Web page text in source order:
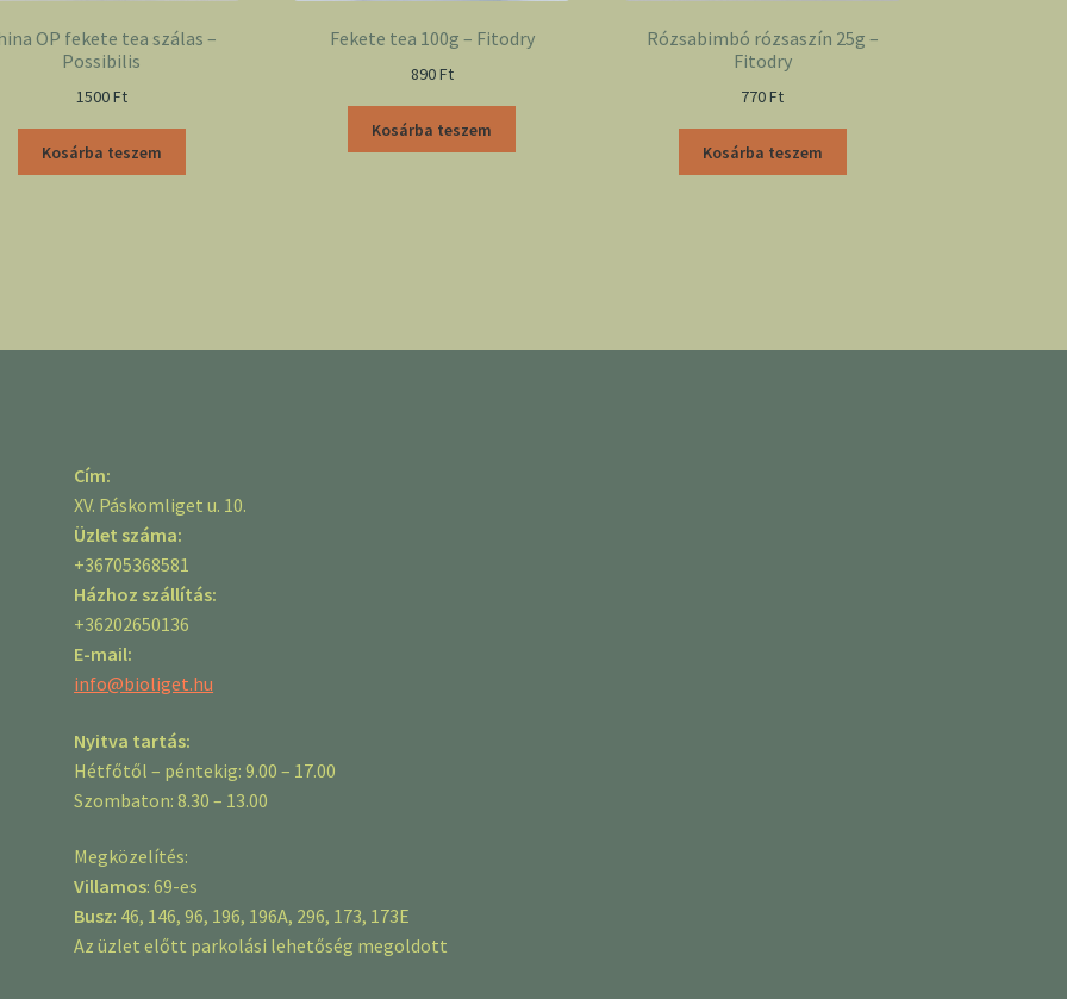
OP fekete tea szálas –
Possibilis
1500Ft
Kosárba teszem
Fekete tea 100g – Fitodry
890Ft
Kosárba teszem
Rózsabimbó rózsaszín 25g –
Fitodry
770Ft
Kosárba teszem
Cím:
XV. Páskomliget u. 10.
Üzlet száma:
+36705368581
Házhoz szállítás:
+36202650136
E-mail:
info@bioliget.hu
Nyitva tartás:
Hétfőtől – péntekig: 9.00 – 17.00
Szombaton: 8.30 – 13.00
Megközelítés:
Villamos: 69-es
Busz: 46, 146, 96, 196, 196A, 296, 173, 173E
Az üzlet előtt parkolási lehetőség megoldott